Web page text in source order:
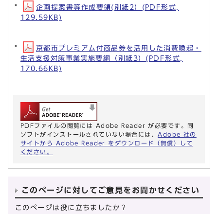
企画提案書等作成要領(別紙2）(PDF形式,
129.59KB)
京都市プレミアム付商品券を活用した消費喚起・
生活支援対策事業実施要綱（別紙3）(PDF形式,
170.66KB)
PDFファイルの閲覧には Adobe Reader が必要です。同
ソフトがインストールされていない場合には、 Adobe 社の
サイトから Adobe Reader をダウンロード（無償）して
ください。
このページに対してご意見をお聞かせください
このページは役に立ちましたか？